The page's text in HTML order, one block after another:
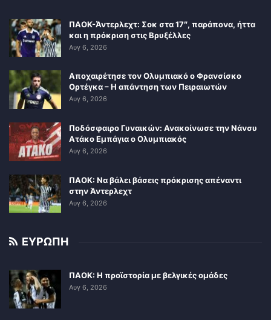
ΠΑΟΚ-Άντερλεχτ: Σοκ στα 17″, παράπονα, ήττα
και η πρόκριση στις Βρυξέλλες
Αυγ 6, 2026
Αποχαιρέτησε τον Ολυμπιακό ο Φρανσίσκο
Ορτέγκα – Η απάντηση των Πειραιωτών
Αυγ 6, 2026
Ποδόσφαιρο Γυναικών: Ανακοίνωσε την Νάνσυ
Ατάκο Εμπάγια ο Ολυμπιακός
Αυγ 6, 2026
ΠΑΟΚ: Να βάλει βάσεις πρόκρισης απέναντι
στην Άντερλεχτ
Αυγ 6, 2026
ΕΥΡΩΠΗ
ΠΑΟΚ: Η προϊστορία με βελγικές ομάδες
Αυγ 6, 2026